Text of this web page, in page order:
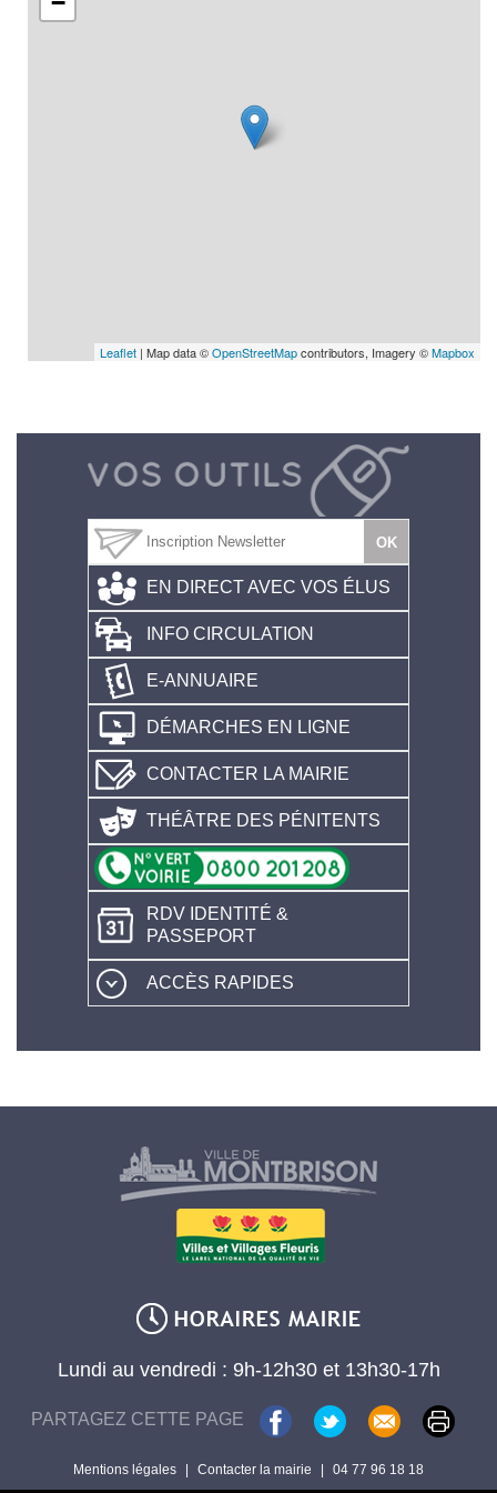
Leaflet | Map data ©OpenStreetMapcontributors, Imagery ©Mapbox
EN DIRECT AVEC VOS ÉLUS
INFO CIRCULATION
E-ANNUAIRE
DÉMARCHES EN LIGNE
CONTACTER LA MAIRIE
THÉÂTRE DES PÉNITENTS
RDV IDENTITÉ &
PASSEPORT
ACCÈS RAPIDES
Lundi au vendredi : 9h-12h30 et 13h30-17h
PARTAGEZ CETTE PAGE
Mentions légales | Contacter la mairie | 04 77 96 18 18